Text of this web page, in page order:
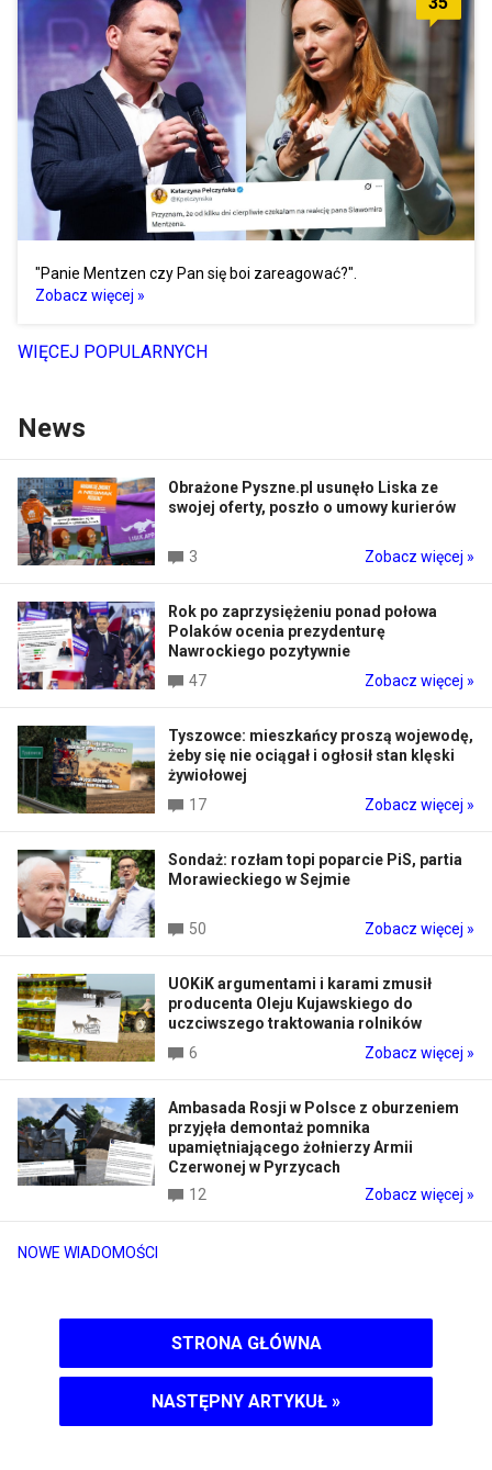
"Panie Mentzen czy Pan się boi zareagować?".
Zobacz więcej »
WIĘCEJ POPULARNYCH
News
NOWE WIADOMOŚCI
Obrażone Pyszne.pl usunęło Liska ze
swojej oferty, poszło o umowy kurierów
3 Zobacz więcej »
Rok po zaprzysiężeniu ponad połowa
Polaków ocenia prezydenturę
Nawrockiego pozytywnie
47
Zobacz więcej »
Tyszowce: mieszkańcy proszą wojewodę,
żeby się nie ociągał i ogłosił stan klęski
żywiołowej
17
Zobacz więcej »
Sondaż: rozłam topi poparcie PiS, partia
Morawieckiego w Sejmie
50 Zobacz więcej »
UOKiK argumentami i karami zmusił
producenta Oleju Kujawskiego do
uczciwszego traktowania rolników
6
Zobacz więcej »
Ambasada Rosji w Polsce z oburzeniem
przyjęła demontaż pomnika
upamiętniającego żołnierzy Armii
Czerwonej w Pyrzycach
12
Zobacz więcej »
STRONA GŁÓWNA
NASTĘPNY ARTYKUŁ »